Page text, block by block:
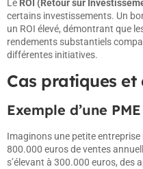
Le ROI (Retour sur
certains investissements. Un
un ROI élevé, démontrant que
rendements substantiels
différentes initiatives.
Cas pratiques et
Exemple d’une
Imaginons une petite
800.000 euros de ventes
s’élevant à 300.000 euros,